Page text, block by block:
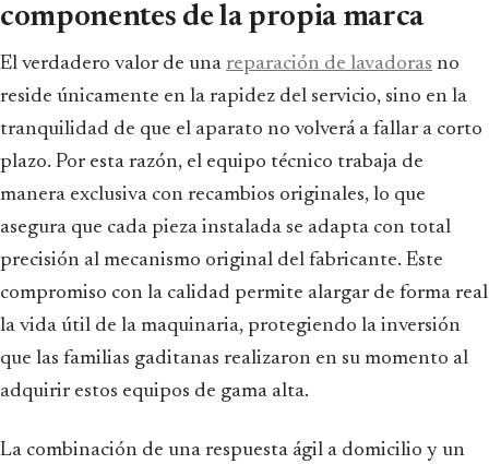
componentes de la propia marca
El verdadero valor de una reparación de lavadoras no
reside únicamente en la rapidez del servicio, sino en la
tranquilidad de que el aparato no volverá a fallar a corto
plazo. Por esta razón, el equipo técnico trabaja de
manera exclusiva con recambios originales, lo que
asegura que cada pieza instalada se adapta con total
precisión al mecanismo original del fabricante. Este
compromiso con la calidad permite alargar de forma real
la vida útil de la maquinaria, protegiendo la inversión
que las familias gaditanas realizaron en su momento al
adquirir estos equipos de gama alta.
La combinación de una respuesta ágil a domicilio y un